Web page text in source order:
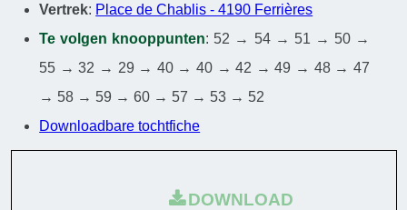
Vertrek: Place de Chablis - 4190 Ferrières
Te volgen knooppunten: 52 → 54 → 51 → 50 →
55 → 32 → 29 → 40 → 40 → 42 → 49 → 48 → 47
→ 58 → 59 → 60 → 57 → 53 → 52
Downloadbare tochtfiche
DOWNLOAD